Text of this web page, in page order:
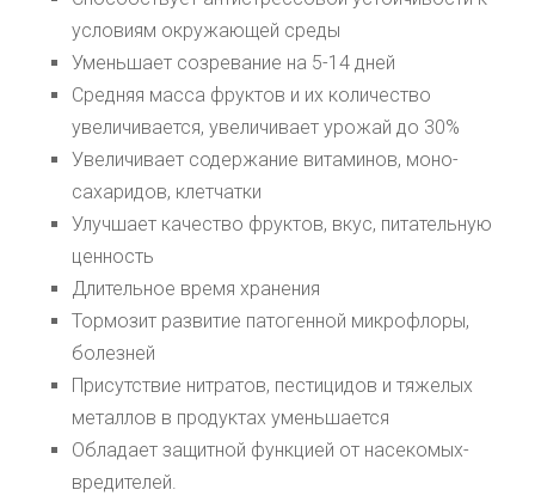
условиям окружающей среды
Уменьшает созревание на 5-14 дней
Средняя масса фруктов и их количество
увеличивается, увеличивает урожай до 30%
Увеличивает содержание витаминов, моно-
сахаридов, клетчатки
Улучшает качество фруктов, вкус, питательную
ценность
Длительное время хранения
Тормозит развитие патогенной микрофлоры,
болезней
Присутствие нитратов, пестицидов и тяжелых
металлов в продуктах уменьшается
Обладает защитной функцией от насекомых-
вредителей.